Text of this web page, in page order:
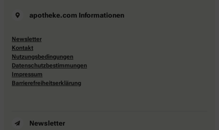
apotheke.com Informationen
Newsletter
Kontakt
Nutzungsbedingungen
Datenschutzbestimmungen
Impressum
Barrierefreiheitserklärung
Newsletter